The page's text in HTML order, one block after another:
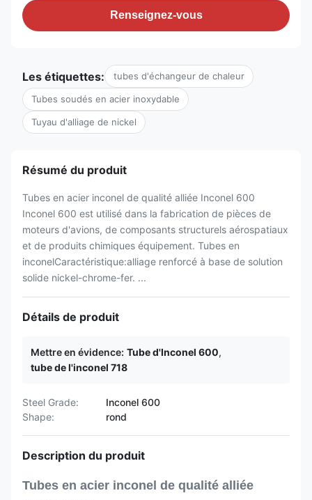
Renseignez-vous
Les étiquettes: tubes d'échangeur de chaleur
Tubes soudés en acier inoxydable
Tuyau d'alliage de nickel
Résumé du produit
Tubes en acier inconel de qualité alliée Inconel 600
Inconel 600 est utilisé dans la fabrication de pièces de
moteurs d'avions, de composants structurels aérospatiaux
et de produits chimiques équipement. Tubes en
inconelCaractéristique:alliage renforcé à base de solution
solide nickel-chrome-fer. ...
Détails de produit
Mettre en évidence: Tube d'Inconel 600,
tube de l'inconel 718
Steel Grade:
Inconel 600
Shape:
rond
Description du produit
Tubes en acier inconel de qualité alliée